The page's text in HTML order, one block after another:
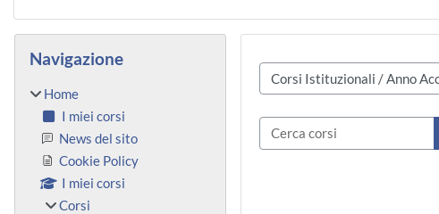
Categorie di corso
Cerca corsi
Blocchi
Navigazione
Home
I miei corsi
News del sito
Cookie Policy
I miei corsi
Corsi